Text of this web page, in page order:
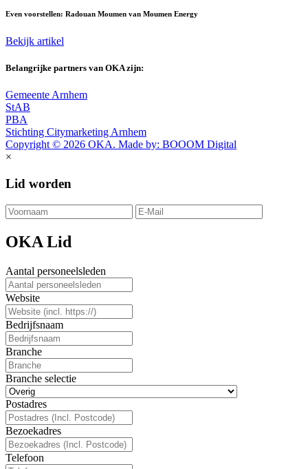
Even voorstellen: Radouan Moumen van Moumen Energy
Bekijk artikel
Belangrijke partners van OKA zijn:
Gemeente Arnhem
StAB
PBA
Stichting Citymarketing Arnhem
Copyright © 2026 OKA. Made by: BOOOM Digital
×
Lid worden
OKA Lid
Aantal personeelsleden
Website
Bedrijfsnaam
Branche
Branche selectie
Postadres
Bezoekadres
Telefoon